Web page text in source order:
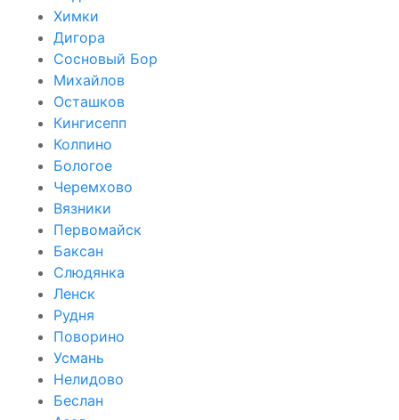
Химки
Дигора
Сосновый Бор
Михайлов
Осташков
Кингисепп
Колпино
Бологое
Черемхово
Вязники
Первомайск
Баксан
Слюдянка
Ленск
Рудня
Поворино
Усмань
Нелидово
Беслан